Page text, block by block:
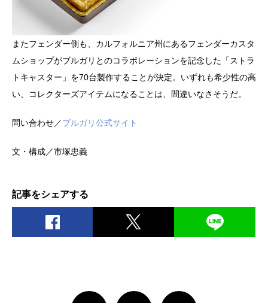
またフェンダー側も、カルフォルニア州にあるフェンダーカスタ
ムショップがブルガリとのコラボレーションを記念した「ストラ
トキャスター」を70台製作することが決定。いずれも希少性の高
い、コレクターズアイテムになることは、間違いなさそうだ。
問い合わせ／ブルガリ公式サイト
文・構成／市塚忠義
記事をシェアする